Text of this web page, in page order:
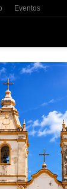
Eventos